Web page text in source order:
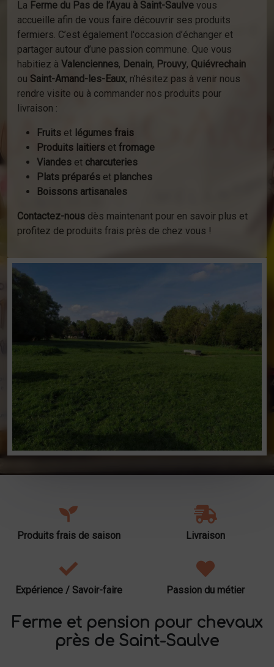
La Ferme du Pas de l’Ayau à Saint-Saulve vous
accueille afin de vous faire découvrir ses produits
fermiers. C’est également l'occasion d’échanger et
partager autour d’une passion commune. Que vous
habitiez à Valenciennes, Denain, Prouvy, Quiévrechain
ou Saint-Amand-les-Eaux, n’hésitez pas à venir nous
rendre visite ou à commander nos produits pour
livraison :
Fruits et légumes frais
Produits laitiers et fromage
Viandes et charcuteries
Plats préparés et planches
Boissons artisanales
Contactez-nous dès maintenant pour en savoir plus et
profitez de produits frais près de chez vous !
Produits frais de saison Livraison
Expérience / Savoir-faire Passion du métier
Ferme et pension pour chevaux
près de Saint-Saulve